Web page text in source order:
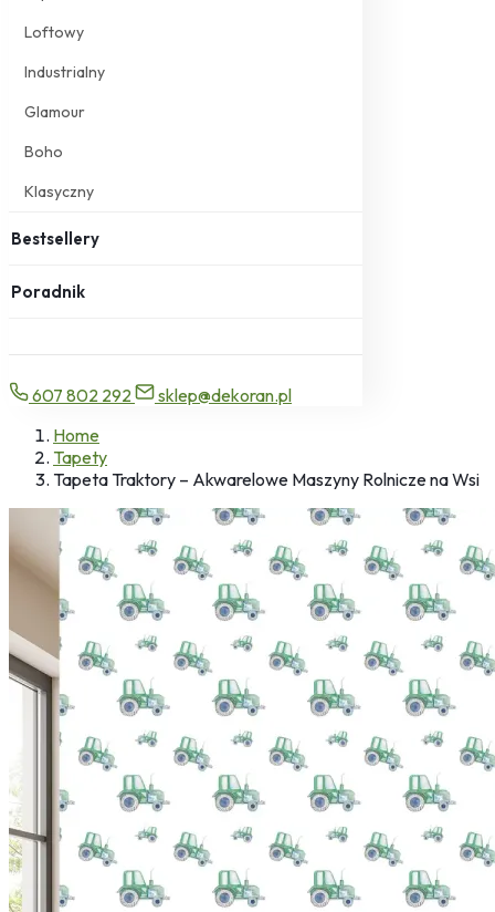
Loftowy
Industrialny
Glamour
Boho
Klasyczny
Bestsellery
Poradnik
607 802 292
sklep@dekoran.pl
Home
Tapety
Tapeta Traktory – Akwarelowe Maszyny Rolnicze na Wsi